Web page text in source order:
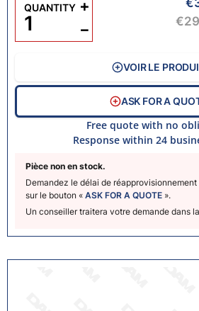
Pièce non en stock.
Demandez le délai de
sur le bouton « ASK FOR A QUOTE ».
Un conseiller traitera votre demande dans
QUANTITY
−
+
VOIR LE
ASK FOR A
Free quote with no
Response within 24